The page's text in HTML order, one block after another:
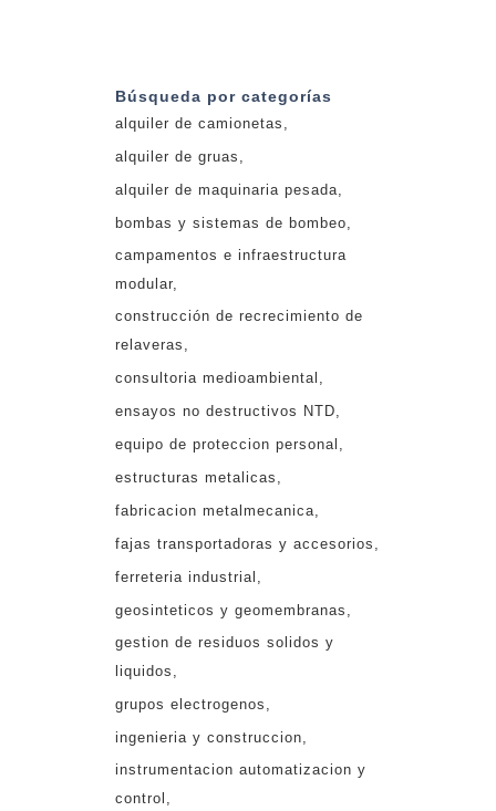
Búsqueda por categorías
alquiler de camionetas
alquiler de gruas
alquiler de maquinaria pesada
bombas y sistemas de bombeo
campamentos e infraestructura
modular
construcción de recrecimiento de
relaveras
consultoria medioambiental
ensayos no destructivos NTD
equipo de proteccion personal
estructuras metalicas
fabricacion metalmecanica
fajas transportadoras y accesorios
ferreteria industrial
geosinteticos y geomembranas
gestion de residuos solidos y
liquidos
grupos electrogenos
ingenieria y construccion
instrumentacion automatizacion y
control